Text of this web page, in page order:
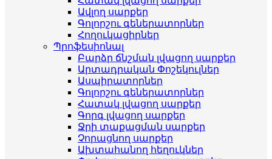
Ավլող սարքեր
Գոլորշու գեներատորներ
Հողուկացիրներ
Պրոֆեսիոնալ
Բարձր ճնշման լվացող սարքեր
Արտադրական Փոշեկուլներ
Ասպիրատորներ
Գոլորշու գեներատորներ
Հատակ լվացող սարքեր
Գորգ լվացող սարքեր
Ջրի տաքացման սարքեր
Չորացնող սարքեր
Ախտահանող հեղուկներ